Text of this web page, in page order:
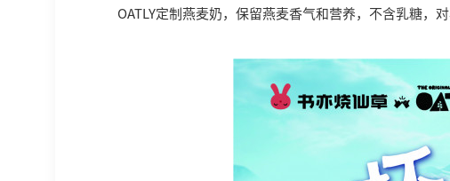
OATLY定制燕麦奶，保留燕麦香气和营养，不含乳糖，